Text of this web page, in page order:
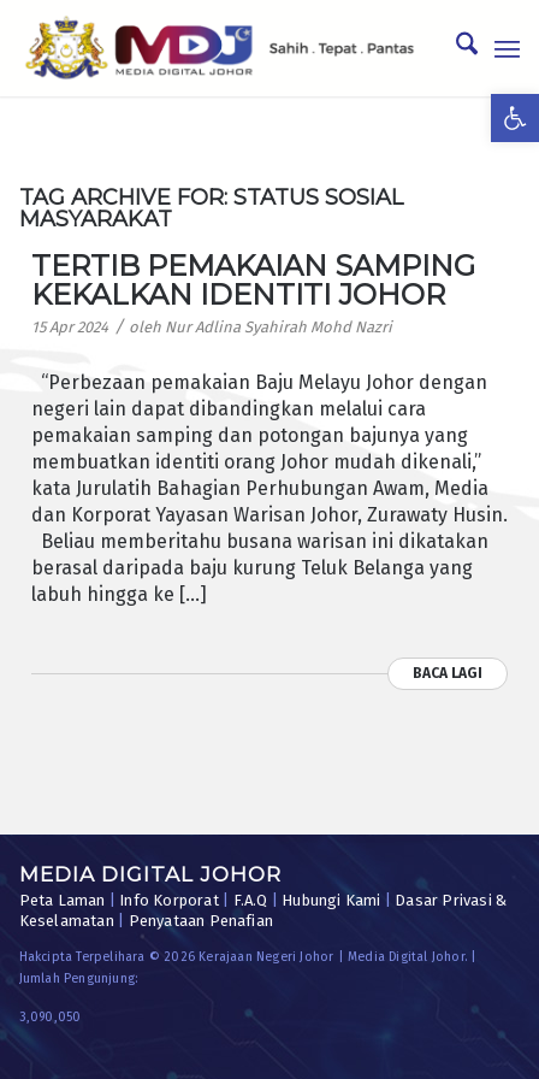
TAG ARCHIVE FOR: STATUS SOSIAL
MASYARAKAT
TERTIB PEMAKAIAN SAMPING
KEKALKAN IDENTITI JOHOR
15 Apr 2024 / oleh Nur Adlina Syahirah Mohd Nazri
“Perbezaan pemakaian Baju Melayu Johor dengan
negeri lain dapat dibandingkan melalui cara
pemakaian samping dan potongan bajunya yang
membuatkan identiti orang Johor mudah dikenali,”
kata Jurulatih Bahagian Perhubungan Awam, Media
dan Korporat Yayasan Warisan Johor, Zurawaty Husin.
Beliau memberitahu busana warisan ini dikatakan
berasal daripada baju kurung Teluk Belanga yang
labuh hingga ke […]
BACA LAGI
MEDIA DIGITAL JOHOR
Peta Laman Info Korporat| F.A.Q Hubungi Kami
Dasar Privasi &
Keselamatan
Penyataan Penafian
Hakcipta Terpelihara © 2026 Kerajaan Negeri Johor | Media Digital Johor. |
Jumlah Pengunjung:
3,090,050